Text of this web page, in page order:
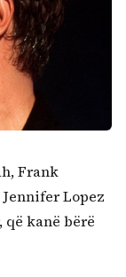
Frank
Lopez
që kanë bërë